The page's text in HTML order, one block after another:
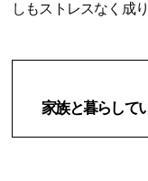
しもストレスなく成
家族と暮らして